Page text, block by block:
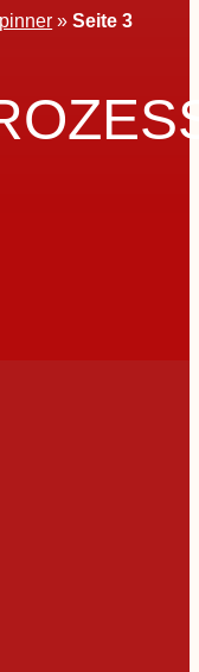
»Seite 3